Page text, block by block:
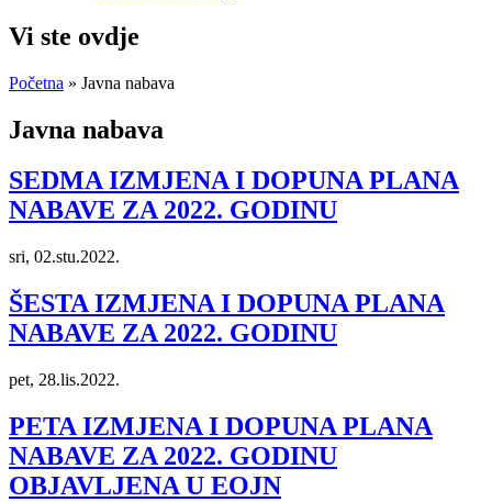
Vi ste ovdje
Početna » Javna nabava
Javna nabava
SEDMA IZMJENA I DOPUNA PLANA
NABAVE ZA 2022. GODINU
sri, 02.stu.2022.
ŠESTA IZMJENA I DOPUNA PLANA
NABAVE ZA 2022. GODINU
pet, 28.lis.2022.
PETA IZMJENA I DOPUNA PLANA
NABAVE ZA 2022. GODINU
OBJAVLJENA U EOJN